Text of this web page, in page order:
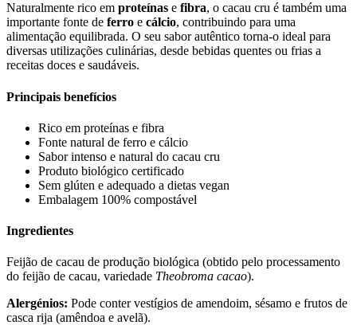
Naturalmente rico em proteínas e fibra, o cacau cru é também uma
importante fonte de ferro e cálcio, contribuindo para uma
alimentação equilibrada. O seu sabor autêntico torna-o ideal para
diversas utilizações culinárias, desde bebidas quentes ou frias a
receitas doces e saudáveis.
Principais benefícios
Rico em proteínas e fibra
Fonte natural de ferro e cálcio
Sabor intenso e natural do cacau cru
Produto biológico certificado
Sem glúten e adequado a dietas vegan
Embalagem 100% compostável
Ingredientes
Feijão de cacau de produção biológica (obtido pelo processamento
do feijão de cacau, variedade Theobroma cacao).
Alergénios: Pode conter vestígios de amendoim, sésamo e frutos de
casca rija (amêndoa e avelã).